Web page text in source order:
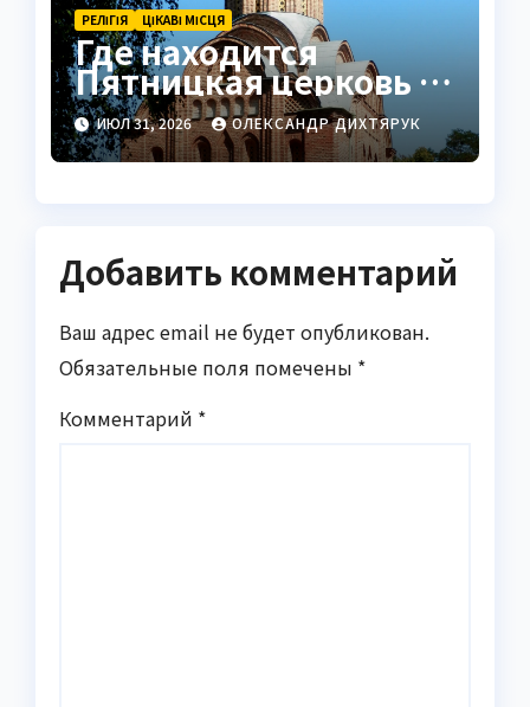
РЕЛІГІЯ ЦІКАВІ МІСЦЯ
Где находится
Пятницкая церковь в
Чернигове
ИЮЛ 31, 2026 ОЛЕКСАНДР ДИХТЯРУК
Добавить комментарий
Ваш адрес email не будет опубликован.
Обязательные поля помечены *
Комментарий *